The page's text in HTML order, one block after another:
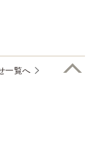
一覧へ